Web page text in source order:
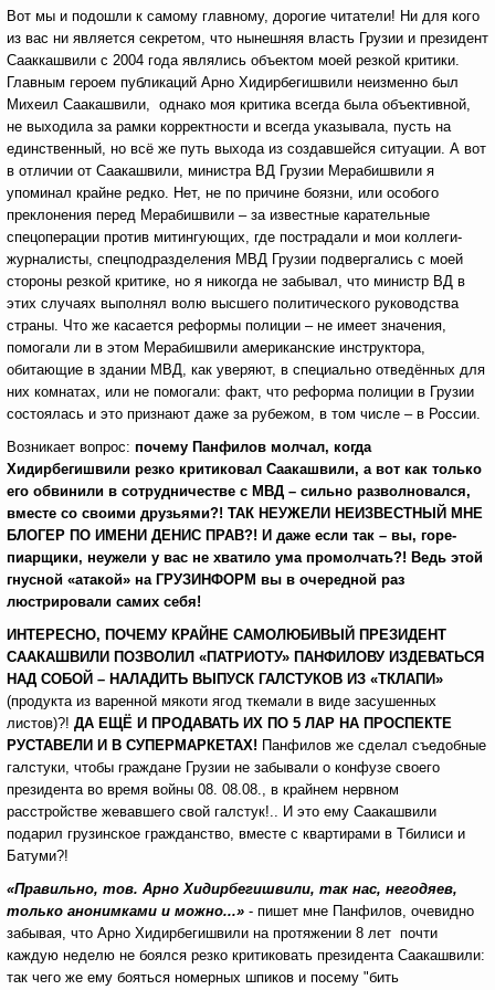
Вот мы и подошли к самому главному, дорогие читатели! Ни для кого
из вас ни является секретом, что нынешняя власть Грузии и президент
Сааккашвили с 2004 года являлись объектом моей резкой критики.
Главным героем публикаций Арно Хидирбегишвили неизменно был
Михеил Саакашвили, однако моя критика всегда была объективной,
не выходила за рамки корректности и всегда указывала, пусть на
единственный, но всё же путь выхода из создавшейся ситуации. А вот
в отличии от Саакашвили, министра ВД Грузии Мерабишвили я
упоминал крайне редко. Нет, не по причине боязни, или особого
преклонения перед Мерабишвили – за известные карательные
спецоперации против митингующих, где пострадали и мои коллеги-
журналисты, спецподразделения МВД Грузии подвергались с моей
стороны резкой критике, но я никогда не забывал, что министр ВД в
этих случаях выполнял волю высшего политического руководства
страны. Что же касается реформы полиции – не имеет значения,
помогали ли в этом Мерабишвили американские инструктора,
обитающие в здании МВД, как уверяют, в специально отведённых для
них комнатах, или не помогали: факт, что реформа полиции в Грузии
состоялась и это признают даже за рубежом, в том числе – в России.
Возникает вопрос: почему Панфилов молчал, когда
Хидирбегишвили резко критиковал Саакашвили, а вот как только
его обвинили в сотрудничестве с МВД – сильно разволновался,
вместе со своими друзьями?! ТАК НЕУЖЕЛИ НЕИЗВЕСТНЫЙ МНЕ
БЛОГЕР ПО ИМЕНИ ДЕНИС ПРАВ?! И даже если так – вы, горе-
пиарщики, неужели у вас не хватило ума промолчать?! Ведь этой
гнусной «атакой» на ГРУЗИНФОРМ вы в очередной раз
люстрировали самих себя!
ИНТЕРЕСНО, ПОЧЕМУ КРАЙНЕ САМОЛЮБИВЫЙ ПРЕЗИДЕНТ
СААКАШВИЛИ ПОЗВОЛИЛ «ПАТРИОТУ» ПАНФИЛОВУ ИЗДЕВАТЬСЯ
НАД СОБОЙ – НАЛАДИТЬ ВЫПУСК ГАЛСТУКОВ ИЗ «ТКЛАПИ»
(продукта из варенной мякоти ягод ткемали в виде засушенных
листов)?! ДА ЕЩЁ И ПРОДАВАТЬ ИХ ПО 5 ЛАР НА ПРОСПЕКТЕ
РУСТАВЕЛИ И В СУПЕРМАРКЕТАХ! Панфилов же сделал съедобные
галстуки, чтобы граждане Грузии не забывали о конфузе своего
президента во время войны 08. 08.08., в крайнем нервном
расстройстве жевавшего свой галстук!.. И это ему Саакашвили
подарил грузинское гражданство, вместе с квартирами в Тбилиси и
Батуми?!
«Правильно, тов. Арно Хидирбегишвили, так нас, негодяев,
только анонимками и можно...» - пишет мне Панфилов, очевидно
забывая, что Арно Хидирбегишвили на протяжении 8 лет почти
каждую неделю не боялся резко критиковать президента Саакашвили:
так чего же ему бояться номерных шпиков и посему "бить